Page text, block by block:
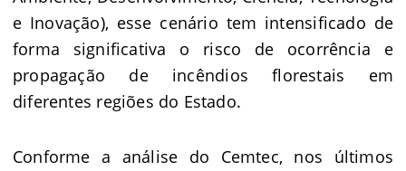
e Inovação), esse cenário tem intensificado de
forma significativa o risco de ocorrência e
propagação de incêndios florestais em
diferentes regiões do Estado.
Conforme a análise do Cemtec, nos últimos